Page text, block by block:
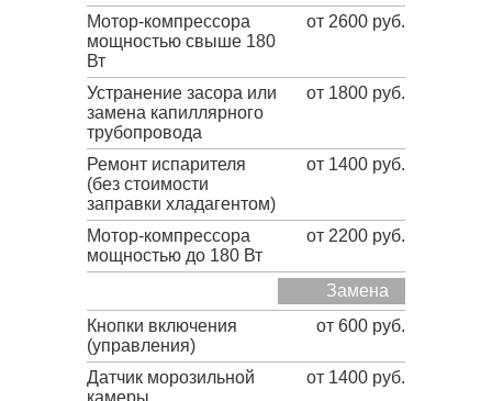
Мотор-компрессора
мощностью свыше 180
Вт
от 2600 руб.
Устранение засора или
замена капиллярного
трубопровода
от 1800 руб.
Ремонт испарителя
(без стоимости
заправки хладагентом)
от 1400 руб.
Мотор-компрессора
мощностью до 180 Вт
от 2200 руб.
Замена
Кнопки включения
(управления)
от 600 руб.
Датчик морозильной
камеры
от 1400 руб.